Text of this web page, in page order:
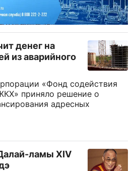
денег на
из аварийного
«Фонд содействия
приняло решение о
адресных
ламы XIV